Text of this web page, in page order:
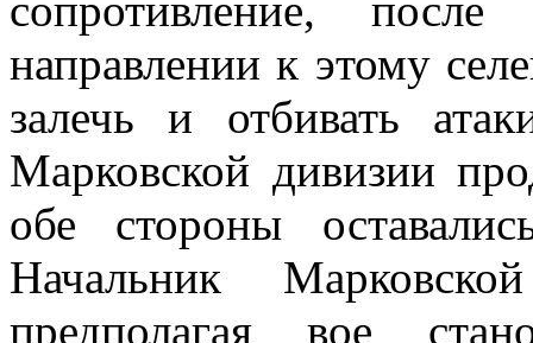
направлении к этому
залечь и отбивать
Марковской дивизии
обе стороны
Начальник
предполагая вое